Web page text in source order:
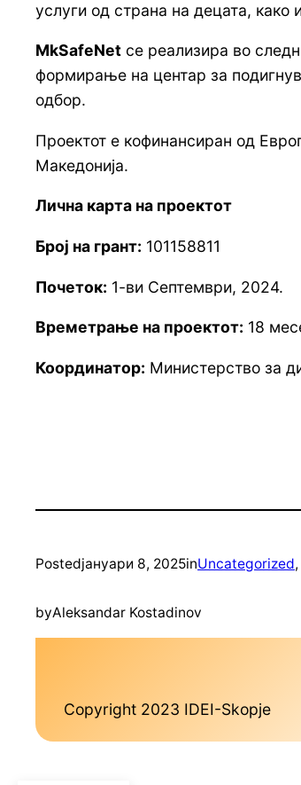
услуги од страна на децата, како
MkSafeNet се реализира во
формирање на центар за
одбор.
Проектот е кофинансиран од
Македонија.
Лична карта на проектот
Број на грант: 101158811
Почеток: 1-ви Септември, 2024.
Времетрање на проектот: 18
Координатор: Министерство за
Postedјануари 8, 2025inUncategorized,
byAleksandar Kostadinov
Copyright 2023 IDEI-Skopje